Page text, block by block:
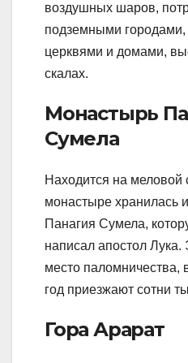
воздушных шаров,
подземными
церквями и домами,
скалах.
Монастырь
Сумела
Находится на меловой
монастыре хранилась
Панагия Сумела,
написал апостол
место паломничества,
год приезжают сотни
Гора Арарат